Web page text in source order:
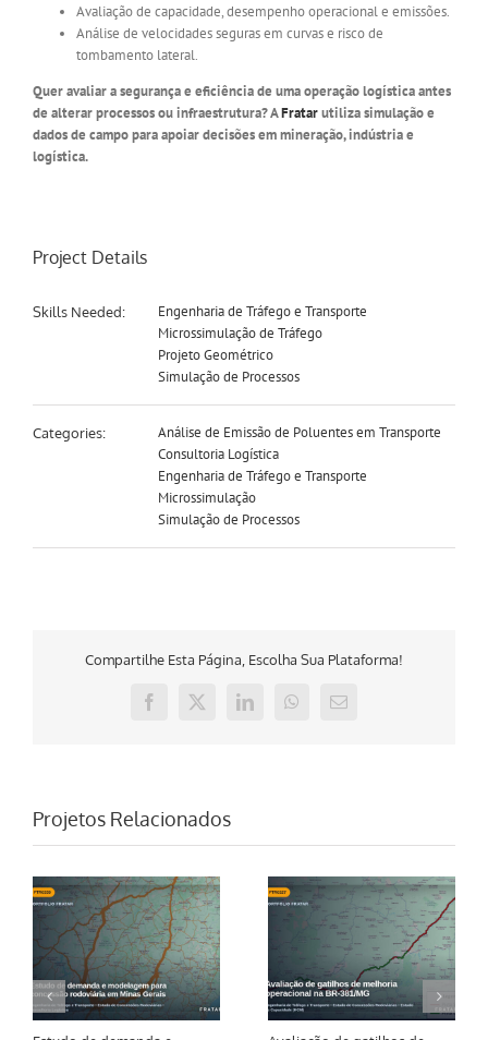
Avaliação de capacidade, desempenho operacional e emissões.
Análise de velocidades seguras em curvas e risco de
tombamento lateral.
Quer avaliar a segurança e eficiência de uma operação logística antes
de alterar processos ou infraestrutura? AFratarutiliza simulação e
dados de campo para apoiar decisões em mineração, indústria e
logística.
Project Details
Skills Needed:
Engenharia de Tráfego e Transporte
Microssimulação de Tráfego
Projeto Geométrico
Simulação de Processos
Categories:
Análise de Emissão de Poluentes em Transporte
Consultoria Logística
Engenharia de Tráfego e Transporte
Microssimulação
Simulação de Processos
Compartilhe Esta Página, Escolha Sua Plataforma!
Facebook
X LinkedInWhatsApp
E-
Projetos Relacionados